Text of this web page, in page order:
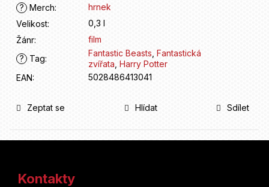
? Merch:
hrnek
Velikost:
0,3 l
Žánr:
film
?
Tag:
Fantastic Beasts, Fantastická
zvířata, Harry Potter
EAN: 5028486413041
Zeptat se Hlídat Sdílet
e
m
e
Kontakty